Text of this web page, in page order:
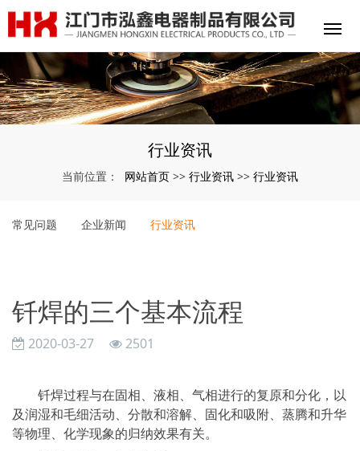
行业资讯
当前位置： 网站首页 >> 行业资讯 >> 行业资讯
常见问题 企业新闻 行业资讯
钎焊的三个基本流程
2020-03-27 2501
钎焊过程与在固相、液相、气相进行的复原和分化，以
及润湿和毛细活动、分散和溶解、固化和吸附、蒸腾和升华
等物理、化学现象的归纳效果有关。